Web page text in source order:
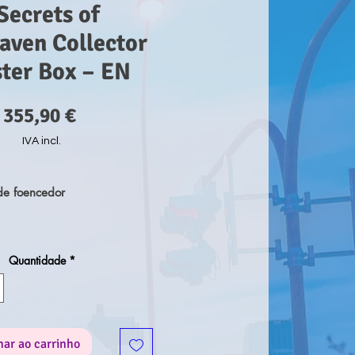
Secrets of
Collector
Box – EN
355,90 €Preço
IVA incl.
foencedor
as suas portas, contendo
mistérios inimagináveis! Ao
de Colecionador de
Tradicionais, um
Quantidade *
ao carrinho